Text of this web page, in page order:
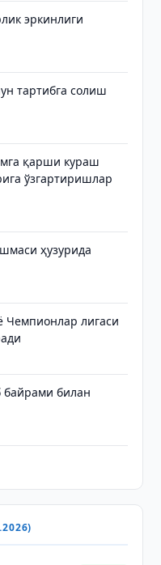
эркинлиги
тартибга солиш
қарши кураш
ўзгартиришлар
ҳузурида
Чемпионлар лигаси
байрами билан